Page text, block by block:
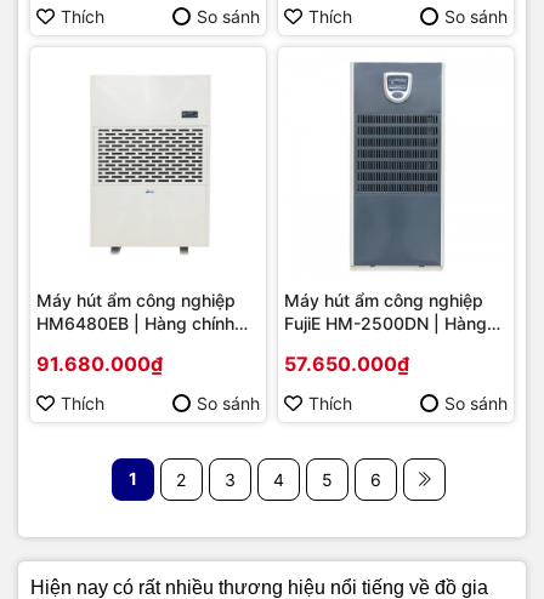
Thích So sánh Thích So sánh
Máy hút ẩm công nghiệp
HM6480EB | Hàng chính
91.680.000₫
Thích So sánh
Máy hút ẩm công nghiệp
FujiE HM-2500DN | Hàng
57.650.000₫
Thích So sánh
1 2 3 4 5 6
Hiện nay có rất nhiều thương hiệu nổi tiếng về đồ gia